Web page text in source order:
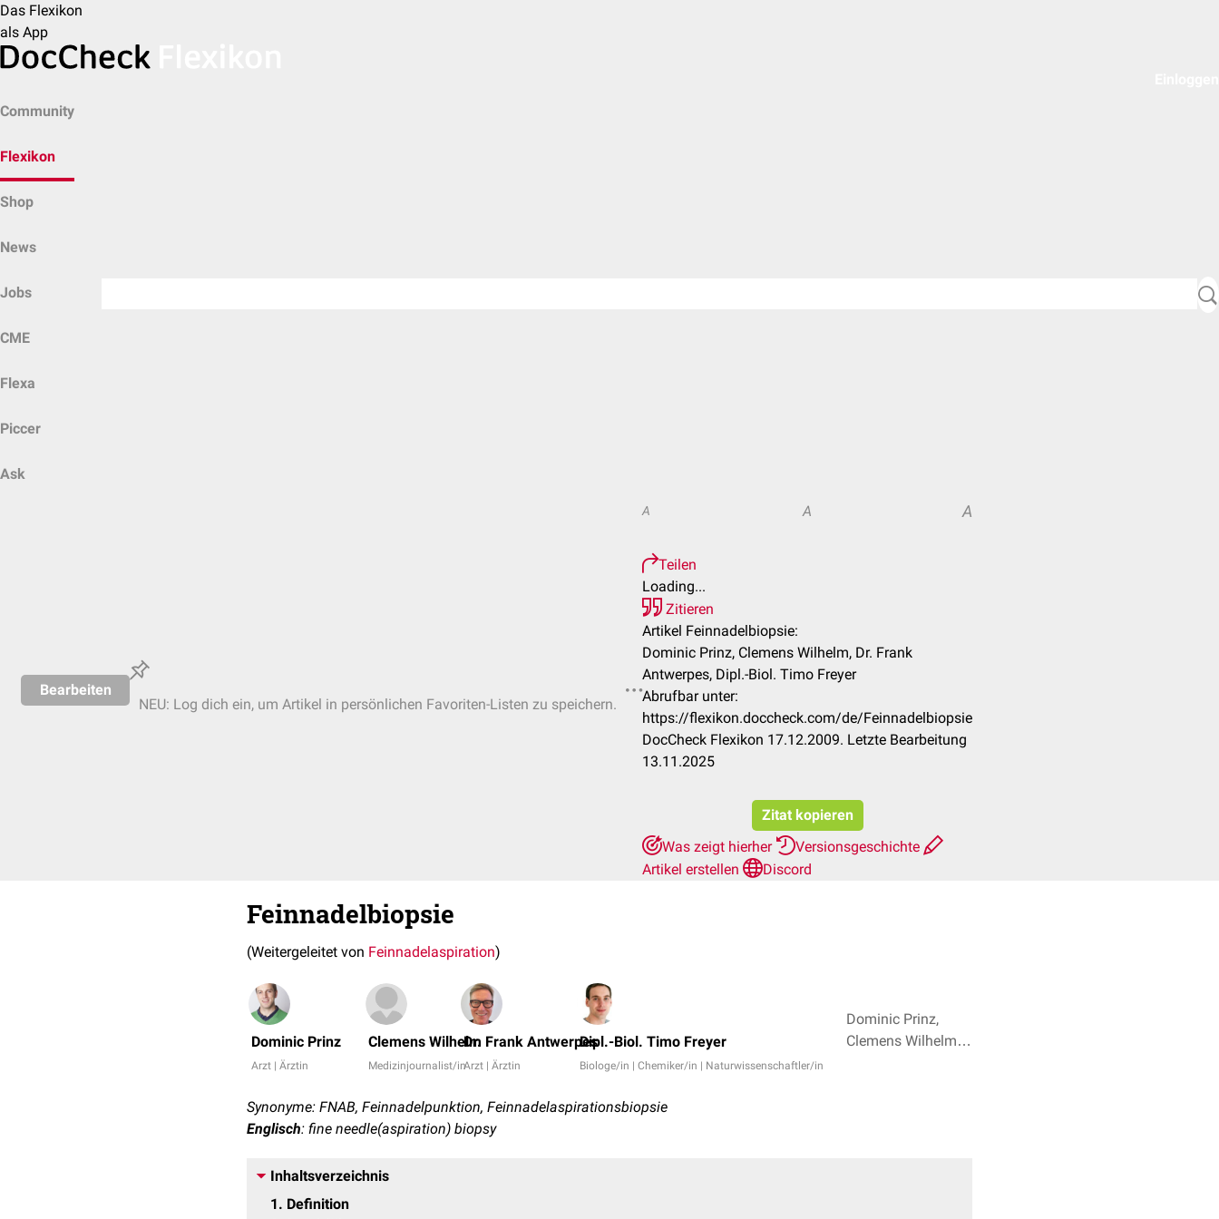
Das Flexikon
als App
Community
Flexikon
Shop
News
Jobs
CME
Flexa
Piccer
Ask
Bearbeiten
NEU: Log dich ein, um Artikel in persönlichen Favoriten-Listen zu speichern.
A A A
Teilen
Loading...
Zitieren
Artikel Feinnadelbiopsie:
Dominic Prinz, Clemens Wilhelm, Dr. Frank
Antwerpes, Dipl.-Biol. Timo Freyer
Abrufbar unter:
https://flexikon.doccheck.com/de/Feinnadelbiopsie
DocCheck Flexikon 17.12.2009. Letzte Bearbeitung
13.11.2025
Zitat kopieren
Was zeigt hierher
Versionsgeschichte
Artikel erstellen
Discord
Feinnadelbiopsie
(Weitergeleitet von Feinnadelaspiration)
Dominic Prinz
Arzt | Ärztin
Clemens Wilhelm
Medizinjournalist/in
Dr. Frank Antwerpes
Arzt | Ärztin
Dipl.-Biol. Timo Freyer
Biologe/in | Chemiker/in | Naturwissenschaftler/in
Dominic Prinz,
Clemens Wilhelm +
Synonyme: FNAB, Feinnadelpunktion, Feinnadelaspirationsbiopsie
Englisch: fine needle(aspiration) biopsy
Inhaltsverzeichnis
1
Definition